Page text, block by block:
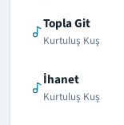
Topla Git
Kurtuluş Kuş
İhanet
Kurtuluş Kuş